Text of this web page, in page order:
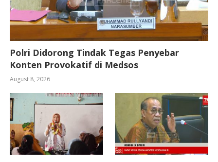
Polri Didorong Tindak Tegas Penyebar
Konten Provokatif di Medsos
August 8, 2026